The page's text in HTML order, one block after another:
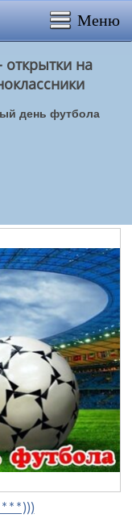
Меню
на
день футбола